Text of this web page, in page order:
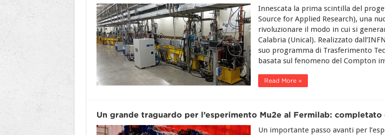
Innescata la prima scintilla del
Source for Applied Research), una
rivoluzionare il modo in cui si
Calabria (Unical). Realizzato
suo programma di Trasferimento
basata sul fenomeno del Compton
Read More »
Un grande traguardo per l’esperimento Mu2e al Fermilab:
Un importante passo avanti per